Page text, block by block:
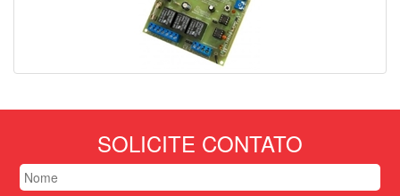
SOLICITE CONTATO